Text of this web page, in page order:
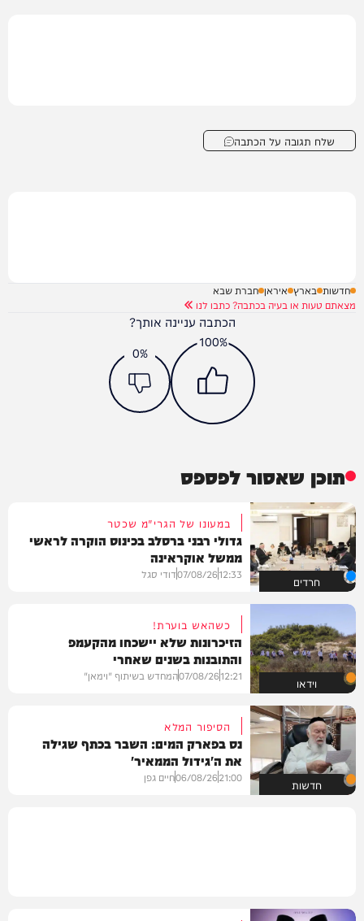
שלח תגובה על הכתבה
חדשות בארץ איראן חברת שבא
מצאתם טעות או בעיה בכתבה? כתבו לנו
הכתבה עניינה אותך?
100%
0%
תוכן שאסור לפספס
חרדים
במעונו של הגרי"מ שכטר
גדולי רבני ברסלב בכינוס הוקרה לראשי
ממשל אוקראינה
12:33
07/08/26דודי סגל
וידאו
כשהאש בוערת!
הזיכרונות שלא יישכחו מהקעמפ
והתובנות בשנים שאחרי
12:21
07/08/26המחדש בשיתוף "וימאן"
חדשות
הסיפור המלא
נס בפארק המים: השבר בכתף שגילה
את ה'גידול הממאיר'
21:00
06/08/26חיים גפן